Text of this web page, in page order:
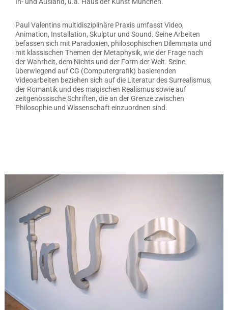
Paul Valentins multidisziplinäre Praxis umfasst Video,
Animation, Installation, Skulptur und Sound. Seine Arbeiten
befassen sich mit Paradoxien, philosophischen Dilemmata und
mit klassischen Themen der Metaphysik, wie der Frage nach
der Wahrheit, dem Nichts und der Form der Welt. Seine
überwiegend auf CG (Computergrafik) basierenden
Videoarbeiten beziehen sich auf die Literatur des Surrealismus,
der Romantik und des magischen Realismus sowie auf
zeitgenössische Schriften, die an der Grenze zwischen
Philosophie und Wissenschaft einzuordnen sind.